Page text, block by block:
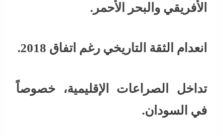
الأفريقي والبحر الأحمر.
انعدام الثقة التاريخي رغم اتفاق 2018.
تداخل الصراعات الإقليمية، خصوصاً
في السودان.